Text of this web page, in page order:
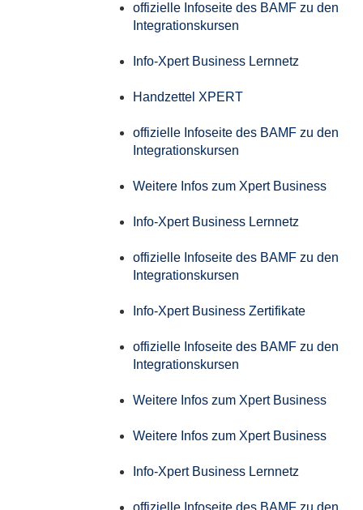
offizielle Infoseite des BAMF zu den
Integrationskursen
Info-Xpert Business Lernnetz
Handzettel XPERT
offizielle Infoseite des BAMF zu den
Integrationskursen
Weitere Infos zum Xpert Business
Info-Xpert Business Lernnetz
offizielle Infoseite des BAMF zu den
Integrationskursen
Info-Xpert Business Zertifikate
offizielle Infoseite des BAMF zu den
Integrationskursen
Weitere Infos zum Xpert Business
Weitere Infos zum Xpert Business
Info-Xpert Business Lernnetz
offizielle Infoseite des BAMF zu den